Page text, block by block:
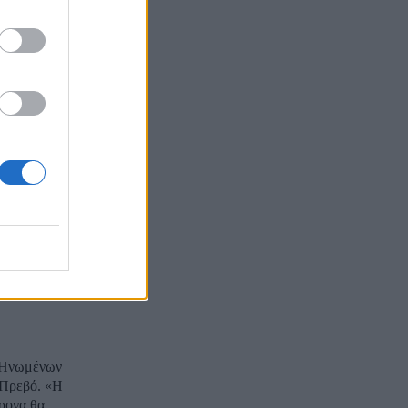
κράτη
Ηνωμένων
Πρεβό. «Η
θα...